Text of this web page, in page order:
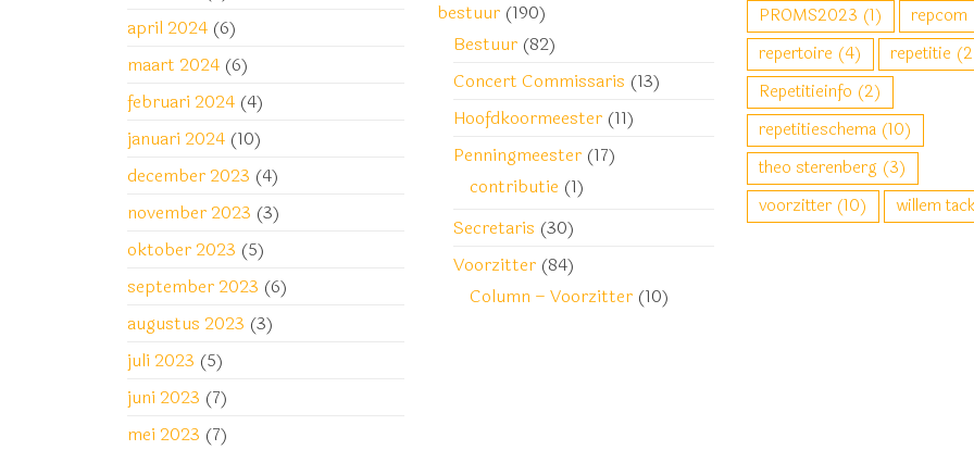
april 2024 (6)
maart 2024 (6)
februari 2024 (4)
januari 2024 (10)
december 2023 (4)
november 2023 (3)
oktober 2023 (5)
september 2023 (6)
augustus 2023 (3)
juli 2023 (5)
juni 2023 (7)
mei 2023 (7)
bestuur (190)
Bestuur (82)
Concert Commissaris (13)
Hoofdkoormeester (11)
Penningmeester (17)
contributie (1)
Secretaris (30)
Voorzitter (84)
Column – Voorzitter (10)
PROMS2023 (1) repcom
repertoire (4) repetitie
Repetitieinfo (2)
repetitieschema (10)
theo sterenberg (3)
voorzitter (10) willem tack